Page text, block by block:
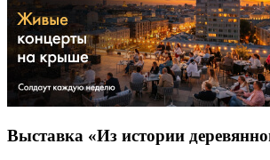
Выставка «Из истории